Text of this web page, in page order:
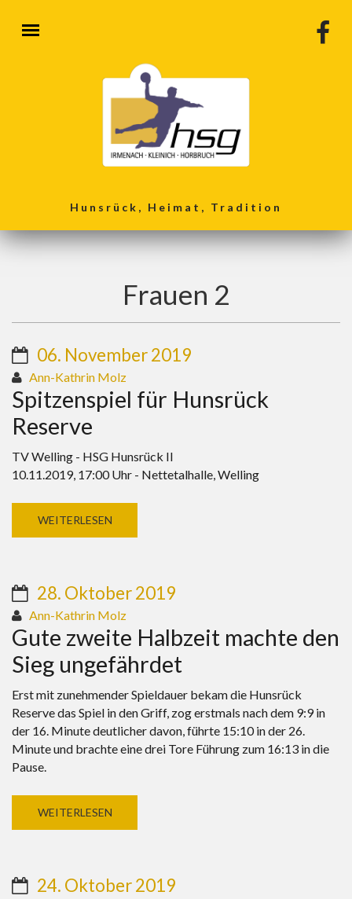
Hunsrück, Heimat, Tradition
Frauen 2
06. November 2019
Ann-Kathrin Molz
Spitzenspiel für Hunsrück
Reserve
TV Welling - HSG Hunsrück II
10.11.2019, 17:00 Uhr - Nettetalhalle, Welling
WEITERLESEN
28. Oktober 2019
Ann-Kathrin Molz
Gute zweite Halbzeit machte den
Sieg ungefährdet
Erst mit zunehmender Spieldauer bekam die Hunsrück
Reserve das Spiel in den Griff, zog erstmals nach dem 9:9 in
der 16. Minute deutlicher davon, führte 15:10 in der 26.
Minute und brachte eine drei Tore Führung zum 16:13 in die
Pause.
WEITERLESEN
24. Oktober 2019